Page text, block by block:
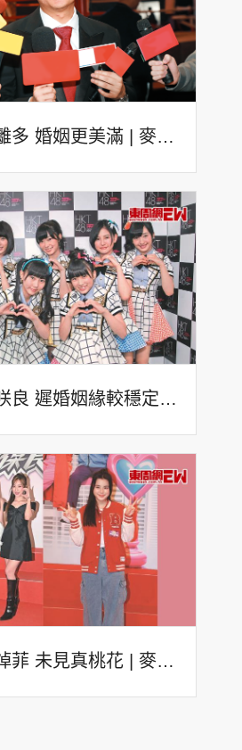
多 婚姻更美滿 | 麥玲
良 遲婚姻緣較穩定 |
菲 未見真桃花 | 麥玲